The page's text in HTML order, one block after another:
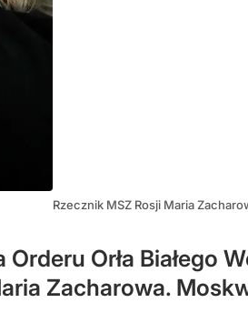
Rzecznik MSZ Rosji Maria
Orła Białego
Zacharowa.